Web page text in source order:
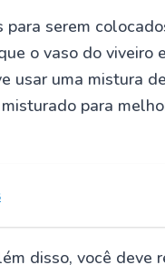
serem
o vaso do viveiro
usar uma mistura
para
disso, você deve